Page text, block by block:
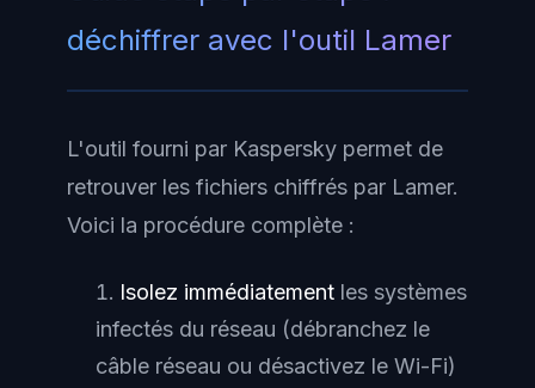
déchiffrer avec l'outil Lamer
L'outil fourni par Kaspersky permet de
retrouver les fichiers chiffrés par Lamer.
Voici la procédure complète :
Isolez immédiatement les systèmes
infectés du réseau (débranchez le
câble réseau ou désactivez le Wi-Fi)